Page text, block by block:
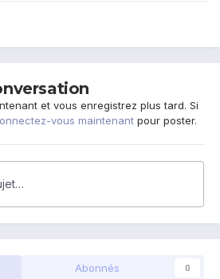
et vous enregistrez plus tard. Si
vous maintenant pour poster.
Abonnés 0